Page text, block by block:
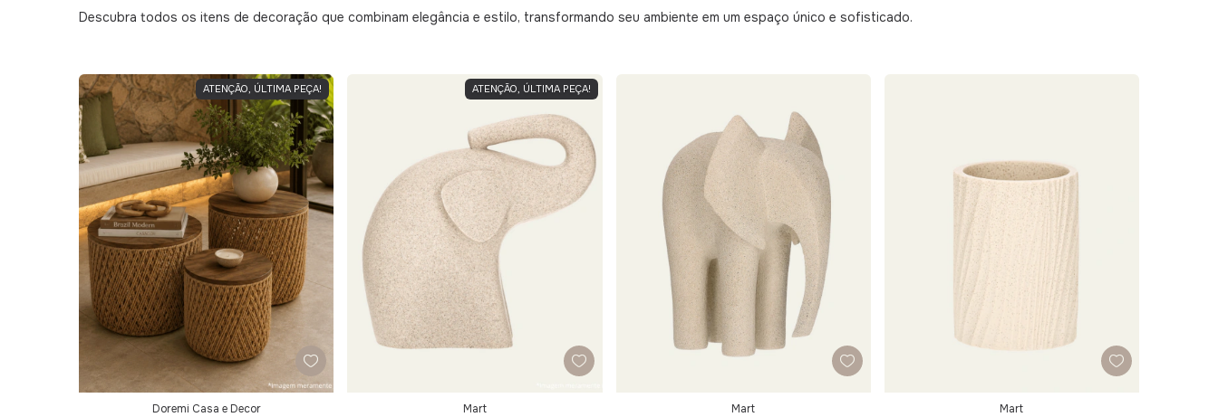
Descubra todos os itens de decoração que combinam elegância e estilo, transformando seu ambiente em um espaço único e sofisticado.
ATENÇÃO, ÚLTIMA PEÇA!
Doremi Casa e Decor
ATENÇÃO, ÚLTIMA PEÇA!
Mart Mart Mart